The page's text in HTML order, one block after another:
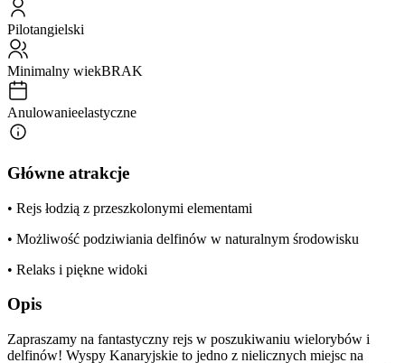
Pilotangielski
Minimalny wiekBRAK
Anulowanieelastyczne
Główne atrakcje
• Rejs łodzią z przeszkolonymi elementami
• Możliwość podziwiania delfinów w naturalnym środowisku
• Relaks i piękne widoki
Opis
Zapraszamy na fantastyczny rejs w poszukiwaniu wielorybów i
delfinów! Wyspy Kanaryjskie to jedno z nielicznych miejsc na